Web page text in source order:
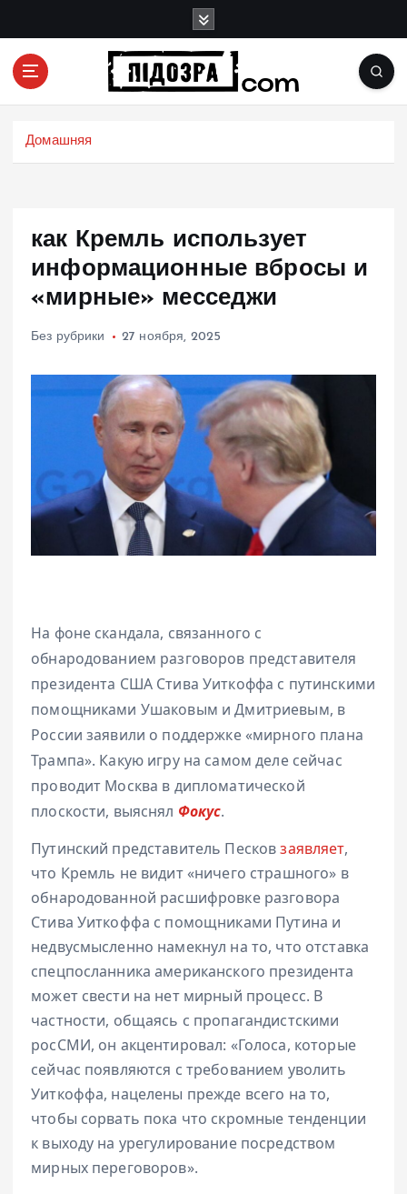
Подозрения и факты преступных действий в
Домашняя
как Кремль использует
информационные вбросы и
«мирные» месседжи
Без рубрики 27 ноября, 2025
На фоне скандала, связанного с
обнародованием разговоров представителя
президента США Стива Уиткоффа с путинскими
помощниками Ушаковым и Дмитриевым, в
России заявили о поддержке «мирного плана
Трампа». Какую игру на самом деле сейчас
проводит Москва в дипломатической
плоскости, выяснял Фокус.
Путинский представитель Песковзаявляет,
что Кремль не видит «ничего страшного» в
обнародованной расшифровке разговора
Стива Уиткоффа с помощниками Путина и
недвусмысленно намекнул на то, что отставка
спецпосланника американского президента
может свести на нет мирный процесс. В
частности, общаясь с пропагандистскими
росСМИ, он акцентировал: «Голоса, которые
сейчас появляются с требованием уволить
Уиткоффа, нацелены прежде всего на то,
чтобы сорвать пока что скромные тенденции
к выходу на урегулирование посредством
мирных переговоров».